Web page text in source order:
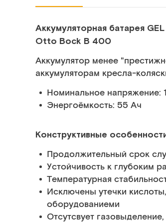
Аккумуляторная батарея
Otto Bock B 400
Аккумулятор менее
аккумуляторам кресла-
Номинальное напряжение:
Энергоёмкость: 55 Ач
Конструктивные
Продолжительный срок
Устойчивость к глубоким
Температурная
Исключены утечки
оборудованиеми
Отсутсвует